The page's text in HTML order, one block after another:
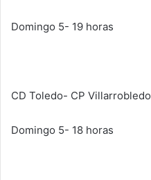
Domingo 5- 19 horas
CD Toledo- CP Villarrobledo
Domingo 5- 18 horas